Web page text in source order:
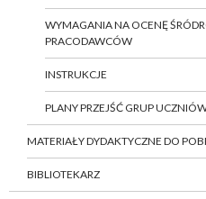
WYMAGANIA NA OCENĘ
PRACODAWCÓW
INSTRUKCJE
PLANY PRZEJŚĆ GRUP
MATERIAŁY DYDAKTYCZNE DO
BIBLIOTEKARZ